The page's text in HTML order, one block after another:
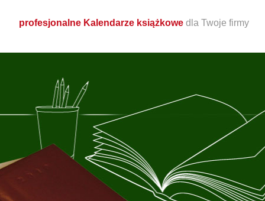
profesjonalne Kalendarze książkowedla Twoje firmy